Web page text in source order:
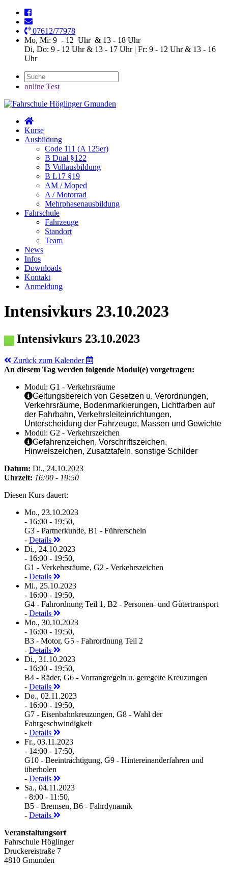
07612/77978
Mo, Mi: 9 - 12 Uhr & 13 - 18 Uhr
Di, Do: 9 - 12 Uhr & 13 - 17 Uhr | Fr: 9 - 12 Uhr & 13 - 16
Uhr
online Test
Kurse
Ausbildung
Code 111 (A 125er)
B Dual §122
B Vollausbildung
B L17 §19
AM / Moped
A / Motorrad
Mehrphasenausbildung
Fahrschule
Fahrzeuge
Standort
Team
News
Infos
Downloads
Kontakt
Anmeldung
Intensivkurs 23.10.2023
Intensivkurs 23.10.2023
Zurück zum Kalender
An diesem Tag werden folgende Modul(e) vorgetragen:
Modul: G1 - Verkehrsräume
Geltungsbereich von Gesetzen u. Verordnungen,
Verkehrsräume, Bodenmarkierungen, Lichtfarben auf
der Fahrbahn, Verkehrsleiteinrichtungen,
Unterscheidung der Fahrzeuge, Massen und Gewichte
Modul: G2 - Verkehrszeichen
Gefahrenzeichen, Vorschriftszeichen,
Hinweiszeichen, Zusatztafeln, sonstige Schilder
Datum: Di., 24.10.2023
Uhrzeit: 16:00 - 19:50
Diesen Kurs dauert:
Mo., 23.10.2023
- 16:00 - 19:50,
G3 - Partnerkunde, B1 - Führerschein
- Details
Di., 24.10.2023
- 16:00 - 19:50,
G1 - Verkehrsräume, G2 - Verkehrszeichen
- Details
Mi., 25.10.2023
- 16:00 - 19:50,
G4 - Fahrordnung Teil 1, B2 - Personen- und Gütertransport
- Details
Mo., 30.10.2023
- 16:00 - 19:50,
B3 - Motor, G5 - Fahrordnung Teil 2
- Details
Di., 31.10.2023
- 16:00 - 19:50,
B4 - Räder, G6 - Vorrangregeln u. geregelte Kreuzungen
- Details
Do., 02.11.2023
- 16:00 - 19:50,
G7 - Eisenbahnkreuzungen, G8 - Wahl der
Fahrgeschwindigkeit
- Details
Fr., 03.11.2023
- 14:00 - 17:50,
G10 - Beeinträchtigung, G9 - Hintereinanderfahren und
überholen
- Details
Sa., 04.11.2023
- 8:00 - 11:50,
B5 - Bremsen, B6 - Fahrdynamik
- Details
Veranstaltungsort
Fahrschule Höglinger
Druckereistraße 7
4810 Gmunden